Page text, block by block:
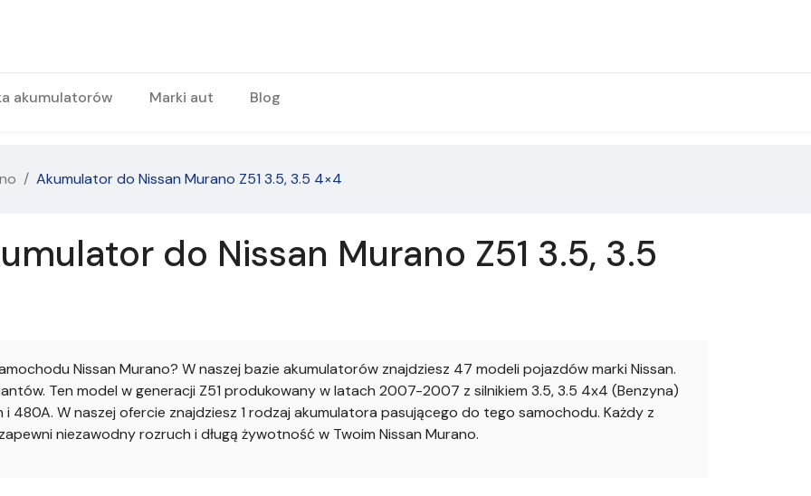
akumulatorów Marki aut Blog
Akumulator do Nissan Murano Z51 3.5, 3.5 4×4
do Nissan Murano Z51 3.5, 3.5
Nissan Murano? W naszej bazie akumulatorów znajdziesz 47 modeli pojazdów marki Nissan.
Ten model w generacji Z51 produkowany w latach 2007-2007 z silnikiem 3.5, 3.5 4x4 (Benzyna)
W naszej ofercie znajdziesz 1 rodzaj akumulatora pasującego do tego samochodu. Każdy z
niezawodny rozruch i długą żywotność w Twoim Nissan Murano.